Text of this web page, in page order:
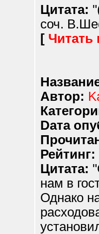
Цитата:
соч.
[ Читать
Автор:
Dата
Рейтинг:
Цитата:
нам в
Однако